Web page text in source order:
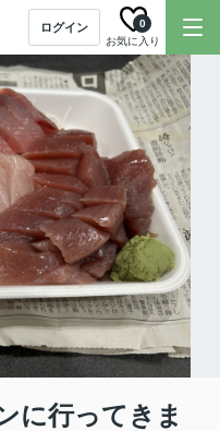
ログイン
お気に入り
0
に行ってきま